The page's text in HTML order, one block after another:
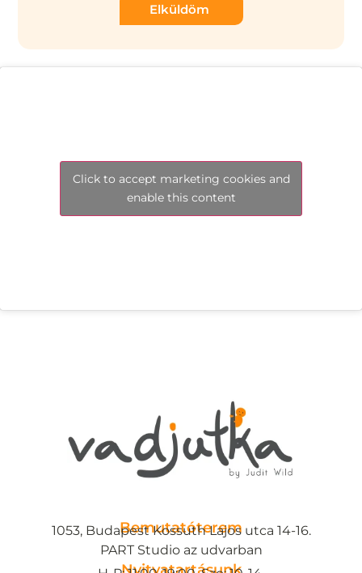
Elküldöm
Click to accept marketing cookies and
enable this content
Bemutatóterem
1053, Budapest Kossuth Lajos utca 14-16.
PART Studio az udvarban